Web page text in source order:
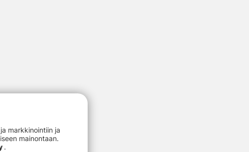
markkinointiin ja
mainontaan.
.